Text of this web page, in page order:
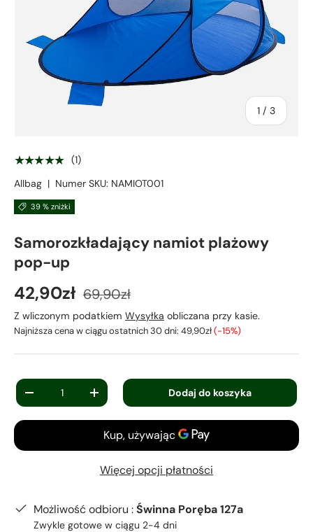
1 / z
3
★★★★★
(1)
Allbag | Numer SKU: NAMIOT001
39 % zniżki
Samorozkładający namiot plażowy
pop-up
42,90zł 69,90zł
Z wliczonym podatkiem Wysyłka obliczana przy kasie.
Najniższa cena w ciągu ostatnich 30 dni: 49,90zł(-15%)
Ilość
-
+ Dodaj do koszyka
Więcej opcji płatności
Możliwość odbioru :Świnna Poręba 127a
Zwykle gotowe w ciągu 2-4 dni